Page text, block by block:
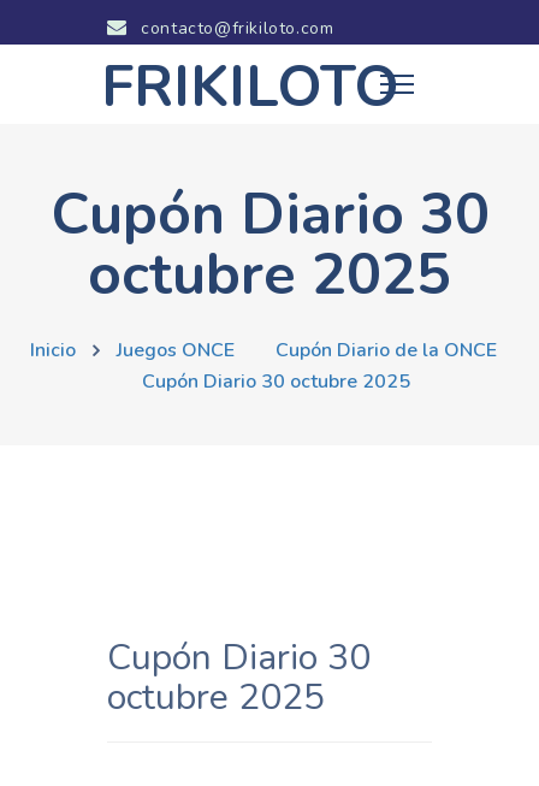
contacto@frikiloto.com
FRIKILOTO
Cupón Diario 30
octubre 2025
Inicio Juegos ONCE
Cupón Diario de la ONCE
Cupón Diario 30 octubre 2025
Cupón Diario 30
octubre 2025